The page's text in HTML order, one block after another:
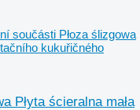
součásti Płoza ślizgowa
kukuřičného
Płyta ścieralna mała